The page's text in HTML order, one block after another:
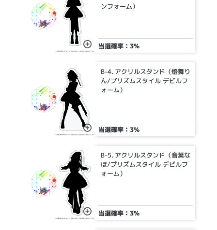
当選確率：3%
ンフォーム）
当選確率：3%
B-4. アクリルスタンド（燈舞り
ん/プリズムスタイル デビルフ
ォーム）
当選確率：3%
B-5. アクリルスタンド（音葉な
ほ/プリズムスタイル デビルフ
ォーム）